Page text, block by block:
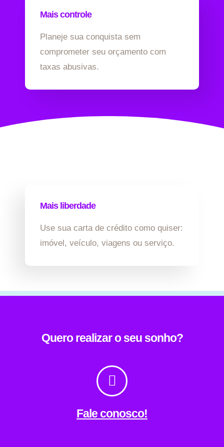
Mais controle
Planeje sua conquista sem
comprometer seu orçamento com
taxas abusivas.
Mais liberdade
Use sua carta de crédito como quiser:
imóvel, veículo, viagens ou serviço.
Quero realizar o seu sonho?
Fale conosco!